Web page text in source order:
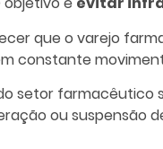
que o varejo
constante
setor farmacêutico
ou suspensão